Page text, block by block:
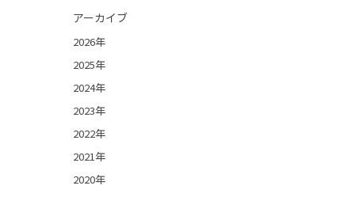
アーカイブ
2026年
2025年
2024年
2023年
2022年
2021年
2020年